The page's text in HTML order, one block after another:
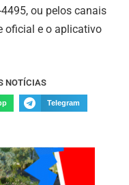
ou pelos canais
oficial e o aplicativo
NOTÍCIAS
Telegram